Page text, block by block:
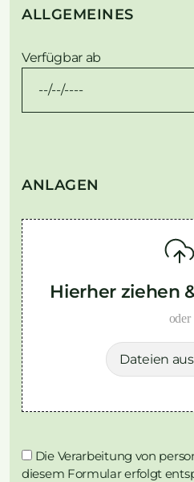
ALLGEMEINES
Verfügbar ab
ANLAGEN
Hierher ziehen
oder
Dateien
Die Verarbeitung von
diesem Formular erfolgt